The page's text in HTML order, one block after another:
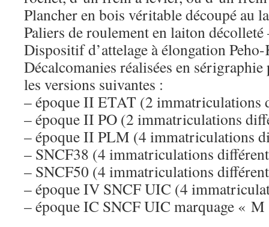
Plancher en bois véritable découpé au
Paliers de roulement en laiton
Dispositif d’attelage à élongation
Décalcomanies réalisées en
les versions suivantes :
– époque II ETAT (2 immatriculations
– époque II PO (2 immatriculations
– époque II PLM (4 immatriculations
– SNCF38 (4 immatriculations
– SNCF50 (4 immatriculations
– époque IV SNCF UIC (4
– époque IC SNCF UIC marquage «